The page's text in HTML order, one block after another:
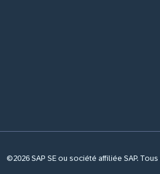
©2026 SAP SE ou société affiliée SAP.